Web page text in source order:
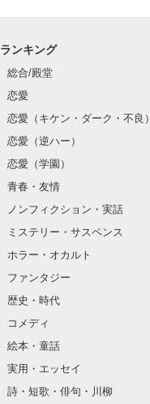
ランキング
総合/殿堂
恋愛
恋愛（キケン・ダーク・不良）
恋愛（逆ハー）
恋愛（学園）
青春・友情
ノンフィクション・実話
ミステリー・サスペンス
ホラー・オカルト
ファンタジー
歴史・時代
コメディ
絵本・童話
実用・エッセイ
詩・短歌・俳句・川柳